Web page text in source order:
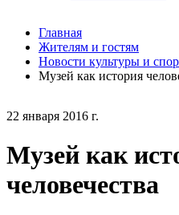
22 января 2016 г.
Музей как
человечества
Главная
Жителям и гостям
Новости культуры и
Музей как история